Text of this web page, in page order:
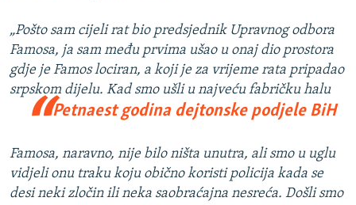
„Pošto sam cijeli rat bio predsjednik Upravnog odbora
Famosa, ja sam među prvima ušao u onaj dio prostora
gdje je Famos lociran, a koji je za vrijeme rata pripadao
srpskom dijelu. Kad smo ušli u najveću fabričku
Petnaest godina dejtonske podjele BiH
halu
Famosa, naravno, nije bilo ništa unutra, ali smo u uglu
vidjeli onu traku koju obično koristi policija kada se
desi neki zločin ili neka saobraćajna nesreća. Došli smo